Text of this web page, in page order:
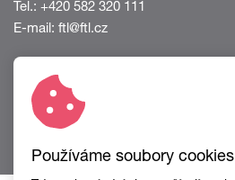
Tel.: +420 582 320 111
E-mail: ftl@ftl.cz
Používáme soubory cookies